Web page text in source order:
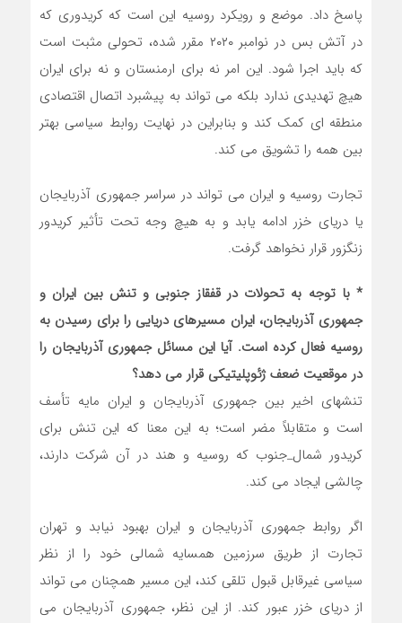
پاسخ داد. موضع و رویکرد روسیه این است که کریدوری که
در آتش بس در نوامبر ۲۰۲۰ مقرر شده، تحولی مثبت است
که باید اجرا شود. این امر نه برای ارمنستان و نه برای ایران
هیچ تهدیدی ندارد بلکه می تواند به پیشبرد اتصال اقتصادی
منطقه ای کمک کند و بنابراین در نهایت روابط سیاسی بهتر
بین همه را تشویق می کند.
تجارت روسیه و ایران می تواند در سراسر جمهوری آذربایجان
یا دریای خزر ادامه یابد و به هیچ وجه تحت تأثیر کریدور
زنگزور قرار نخواهد گرفت.
* با توجه به تحولات در قفقاز جنوبی و تنش بین ایران و
جمهوری آذربایجان، ایران مسیرهای دریایی را برای رسیدن به
روسیه فعال کرده است. آیا این مسائل جمهوری آذربایجان را
در موقعیت ضعف ژئوپلیتیکی قرار می دهد؟
تنشهای اخیر بین جمهوری آذربایجان و ایران مایه تأسف
است و متقابلاً مضر است؛ به این معنا که این تنش برای
کریدور شمال_جنوب که روسیه و هند در آن شرکت دارند،
چالشی ایجاد می کند.
اگر روابط جمهوری آذربایجان و ایران بهبود نیابد و تهران
تجارت از طریق سرزمین همسایه شمالی خود را از نظر
سیاسی غیرقابل قبول تلقی کند، این مسیر همچنان می تواند
از دریای خزر عبور کند. از این نظر، جمهوری آذربایجان می